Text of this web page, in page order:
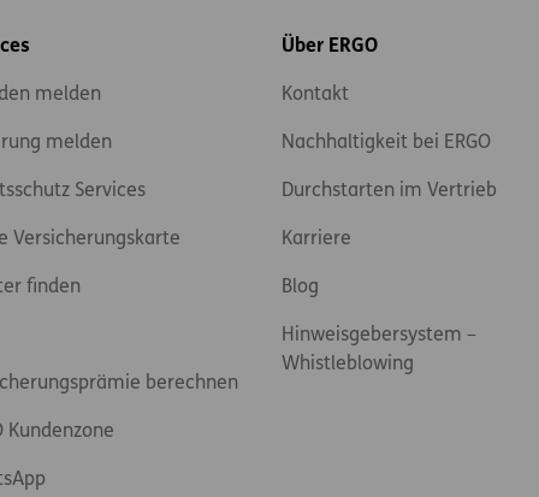
melden
melden
Services
Versicherungskarte
finden
berechnen
Kundenzone
Über ERGO
Kontakt
Nachhaltigkeit bei ERGO
Durchstarten im Vertrieb
Karriere
Blog
Hinweisgebersystem –
Whistleblowing